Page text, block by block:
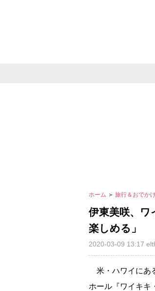
ホーム ＞ 旅行＆おでかけ
伊東美咲、ワ
楽しめる」
2020-03-09 13:17
米・ハワイにあ
ホール『ワイキキ